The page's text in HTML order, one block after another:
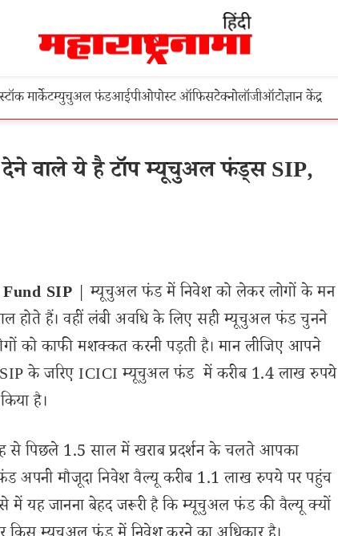
स्टॉक मार्केटम्युचुअल फंडआईपीओपोस्ट ऑफिसटेक्नोलॉजीऑटोज्ञान केंद्र
देने वाले ये है टॉप म्यूचुअल फंड्स SIP,
SIP | म्यूचुअल फंड में निवेश को लेकर लोगों के मन
होते हैं। वहीं लंबी अवधि के लिए सही म्यूचुअल फंड चुनने
को काफी मशक्कत करनी पड़ती है। मान लीजिए आपने
के जरिए ICICI म्यूचुअल फंड में करीब 1.4 लाख रुपये
है।
से पिछले 1.5 साल में खराब प्रदर्शन के चलते आपका
अपनी मौजूदा निवेश वैल्यू करीब 1.1 लाख रुपये पर पहुंच
में यह जानना बेहद जरूरी है कि म्यूचुअल फंड की वैल्यू क्यों